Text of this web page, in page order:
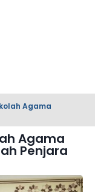
Agama
Agama
Penjara